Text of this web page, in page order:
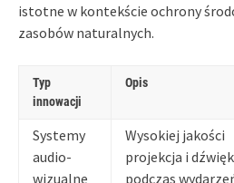
istotne w kontekście ochrony
zasobów naturalnych.
Typ
innowacji
Opis
Systemy
audio-
wizualne
Wysokiej jakości
projekcja i dźwięk
podczas